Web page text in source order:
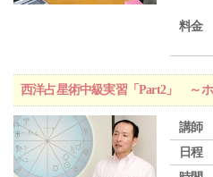
料金
西洋占星術中級実習「Part2」 ～
講師
日程